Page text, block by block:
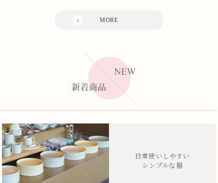
日常使いしやすい
シンプルな器